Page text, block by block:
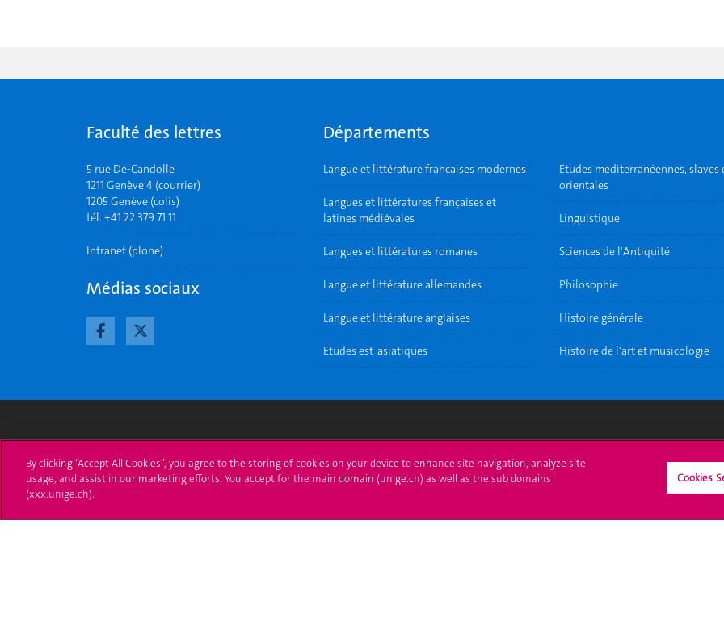
Faculté des lettres
5 rue De-Candolle
1211 Genève 4 (courrier)
1205 Genève (colis)
tél. +41 22 379 71 11
Intranet (plone)
Médias sociaux
Départements
Langue et littérature françaises modernes
Langues et littératures françaises et
latines médiévales
Langues et littératures romanes
Langue et littérature allemandes
Langue et littérature anglaises
Etudes est-asiatiques
Etudes méditerranéennes, slaves
orientales
Linguistique
Sciences de l'Antiquité
Philosophie
Histoire générale
Histoire de l'art et musicologie
24 rue du Général-Dufour
T. +41 (0)22 379 71 11
Immatriculations
Démarches administratives Médias
By clicking “Accept All Cookies”, you agree to the storing of cookies on your device to enhance site navigation, analyze site
usage, and assist in our marketing efforts. You accept for the main domain (unige.ch) as well as the sub domains
(xxx.unige.ch).
Cookies